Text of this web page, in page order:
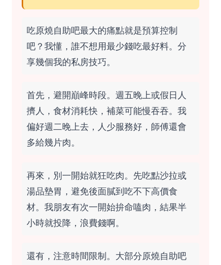
吃原燒自助吧最大的痛點就是預算控制
吧？我懂，誰不想用最少錢吃最好料。分
享幾個我的私房技巧。
首先，避開巔峰時段。週五晚上或假日人
擠人，食材消耗快，補菜可能慢吞吞。我
偏好週二晚上去，人少服務好，師傅還會
多給幾片肉。
再來，別一開始就狂吃肉。先吃點沙拉或
湯品墊胃，避免後面膩到吃不下高價食
材。我朋友有次一開始拚命嗑肉，結果半
小時就投降，浪費錢啊。
還有，注意時間限制。大部分原燒自助吧